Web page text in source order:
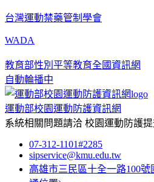
台灣運動禁藥管制學會
WADA
教育部性別平等教育全國資訊網
自動輪播中
運動部校園運動防護資訊網
系統相關問題請洽 校園運動防護
07-312-1101#2285
sipservice@kmu.edu.tw
高雄市三民區十全一路100